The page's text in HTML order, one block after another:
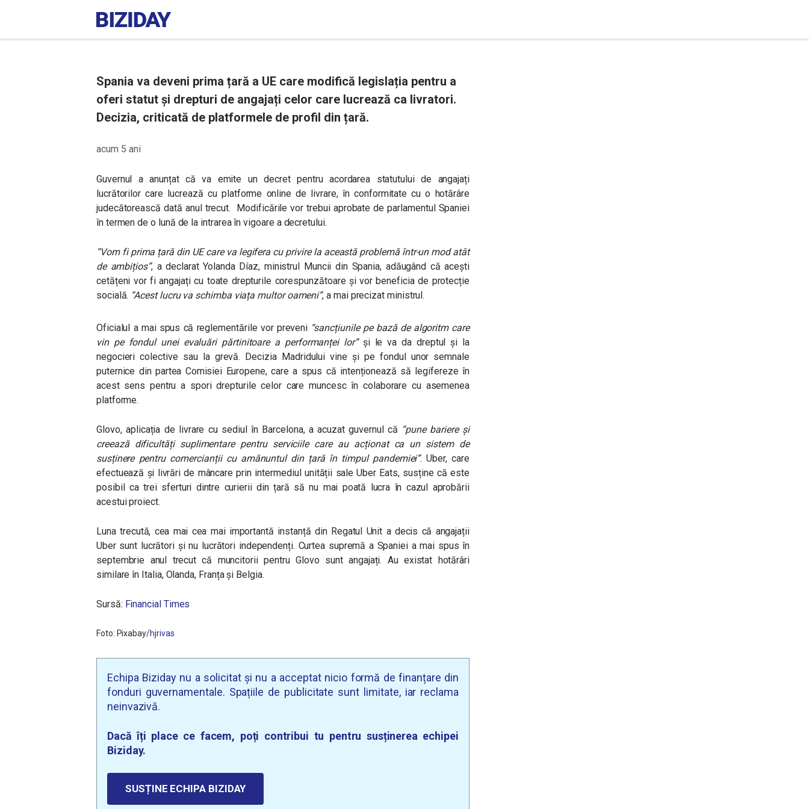
Spania va deveni prima țară a UE care modifică legislația pentru a
oferi statut și drepturi de angajați celor care lucrează ca livratori.
Decizia, criticată de platformele de profil din țară.
acum 5 ani
Guvernul a anunțat că va emite un decret pentru acordarea statutului de angajați
lucrătorilor care lucrează cu platforme online de livrare, în conformitate cu o hotărâre
judecătorească dată anul trecut. Modificările vor trebui aprobate de parlamentul Spaniei
în termen de o lună de la intrarea în vigoare a decretului.
“Vom fi prima țară din UE care va legifera cu privire la această problemă într-un mod atât
de ambițios”, a declarat Yolanda Díaz, ministrul Muncii din Spania, adăugând că acești
cetățeni vor fi angajați cu toate drepturile corespunzătoare și vor beneficia de protecție
socială. “Acest lucru va schimba viața multor oameni”, a mai precizat ministrul.
Oficialul a mai spus că reglementările vor preveni “sancțiunile pe bază de algoritm care
vin pe fondul unei evaluări părtinitoare a performanței lor”și le va da dreptul și la
negocieri colective sau la grevă. Decizia Madridului vine și pe fondul unor semnale
puternice din partea Comisiei Europene, care a spus că intenționează să legifereze în
acest sens pentru a spori drepturile celor care muncesc în colaborare cu asemenea
platforme.
Glovo, aplicația de livrare cu sediul în Barcelona, ​​a acuzat guvernul că “pune bariere și
creează dificultăți suplimentare pentru serviciile care au acționat ca un sistem de
susținere pentru comercianții cu amănuntul din țară în timpul pandemiei”. Uber, care
efectuează și livrări de mâncare prin intermediul unității sale Uber Eats, susține că este
posibil ca trei sferturi dintre curierii din țară să nu mai poată lucra în cazul aprobării
acestui proiect.
Luna trecută, cea mai cea mai importantă instanță din Regatul Unit a decis că angajații
Uber sunt lucrători și nu lucrători independenți. Curtea supremă a Spaniei a mai spus în
septembrie anul trecut că muncitorii pentru Glovo sunt angajați. Au existat hotărâri
similare în Italia, Olanda, Franța și Belgia.
Sursă: Financial Times
Foto: Pixabay/hjrivas
Echipa Biziday nu a solicitat și nu a acceptat nicio formă de finanțare din
fonduri guvernamentale. Spațiile de publicitate sunt limitate, iar reclama
neinvazivă.
Dacă îți place ce facem, poți contribui tu pentru susținerea echipei
Biziday.
SUSȚINE ECHIPA BIZIDAY